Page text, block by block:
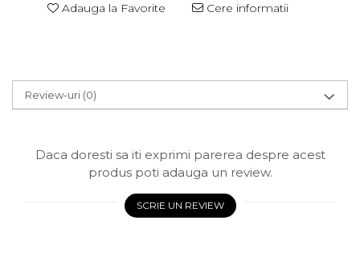
Adauga la Favorite Cere informatii
Review-uri (0)
Daca doresti sa iti exprimi parerea despre acest
produs poti adauga un review.
SCRIE UN REVIEW